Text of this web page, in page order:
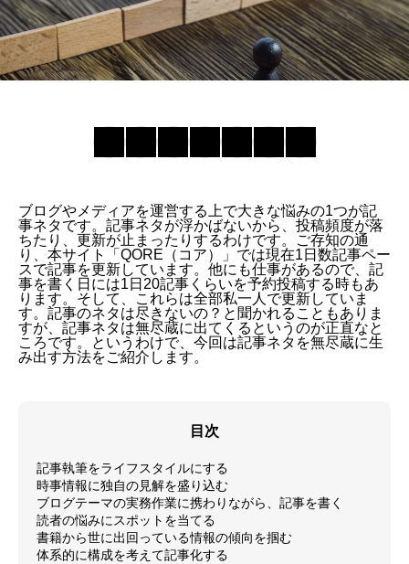
ブログやメディアを運営する上で大きな悩みの1つが記
事ネタです。記事ネタが浮かばないから、投稿頻度が落
ちたり、更新が止まったりするわけです。ご存知の通
り、本サイト「QORE（コア）」では現在1日数記事ペー
スで記事を更新しています。他にも仕事があるので、記
事を書く日には1日20記事くらいを予約投稿する時もあ
ります。そして、これらは全部私一人で更新していま
す。記事のネタは尽きないの？と聞かれることもありま
すが、記事ネタは無尽蔵に出てくるというのが正直なと
ころです。というわけで、今回は記事ネタを無尽蔵に生
み出す方法をご紹介します。
目次
記事執筆をライフスタイルにする
時事情報に独自の見解を盛り込む
ブログテーマの実務作業に携わりながら、記事を書く
読者の悩みにスポットを当てる
書籍から世に出回っている情報の傾向を掴む
体系的に構成を考えて記事化する